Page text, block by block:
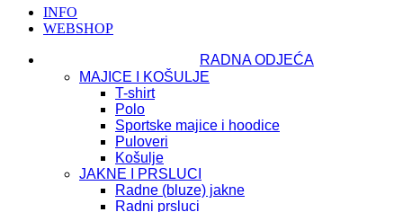
INFO
WEBSHOP
RADNA ODJEĆA
MAJICE I KOŠULJE
T-shirt
Polo
Sportske majice i hoodice
Puloveri
Košulje
JAKNE I PRSLUCI
Radne (bluze) jakne
Radni prsluci